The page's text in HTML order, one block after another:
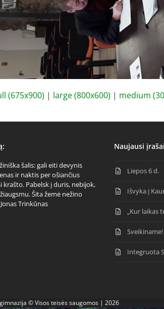
(675x900) | large (800x600) | medium
šalis: gali eiti devynis
ir naktis per ošiančius
krašto. Pabelsk į duris, nebijok,
Šita žemė nežino
Trinkūnas
Naujausi įrašai
Liepos 6 d.
Išvyka į
„Kur laikas
Sveikiname!
Integruota
© Visos teisės saugomos | 2026